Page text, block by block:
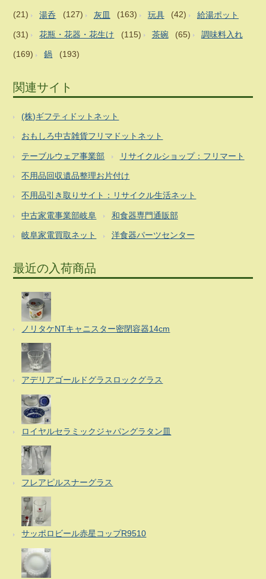
(21) 湯呑 (127) 灰皿 (163) 玩具 (42) 給湯ポット
(31) 花瓶・花器・花生け (115) 茶碗 (65) 調味料入れ
(169) 鍋 (193)
関連サイト
(株)ギフティドットネット
おもしろ中古雑貨フリマドットネット
テーブルウェア事業部 リサイクルショップ：フリマート
不用品回収遺品整理お片付け
不用品引き取りサイト：リサイクル生活ネット
中古家電事業部岐阜 和食器専門通販部
岐阜家電買取ネット 洋食器パーツセンター
最近の入荷商品
ノリタケNTキャニスター密閉容器14cm
アデリアゴールドグラスロックグラス
ロイヤルセラミックジャパングラタン皿
フレアピルスナーグラス
サッポロビール赤星コップR9510